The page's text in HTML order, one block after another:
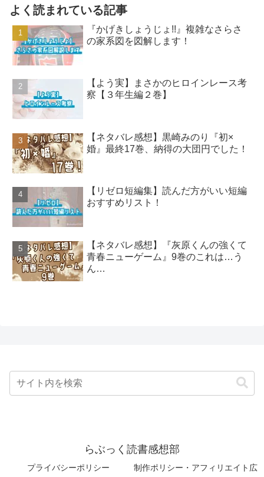
よく読まれている記事
『かげきしょうじょ!!』複雑なさらさ
の家系図を図解します！
【よう実】まさかのヒロインレース考
察【３年生編２巻】
【ネタバレ感想】黒崎みのり『初×
婚』最終17巻、納得の大団円でした！
【リゼロ短編集】読んだ方がいい短編
おすすめリスト！
【ネタバレ感想】『灰原くんの強くて
青春ニューゲーム』9巻のこれは…う
ん…
らぶっく読書感想部
プライバシーポリシー 制作ポリシー・アフィリエイト広